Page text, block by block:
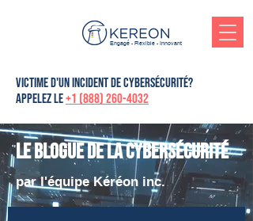
Engagé - Flexible - Innovant
victime d'un incident de cybersécurité?
Appelez le+1 (888) 260-4032
Le blogue de la cybersécurité
par l'équipe Kéréon inc.